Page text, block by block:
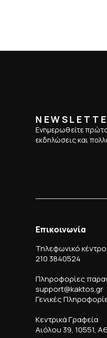
Ενημερωθείτε
εκδηλώσεις και
Επικοινωνία
Τηλεφωνικό κέντρο
210 3840524
Πληροφορίες
support@kaktos.gr
Γενικές
Κεντρικά Γραφεία
Αιόλου 39, 10551,